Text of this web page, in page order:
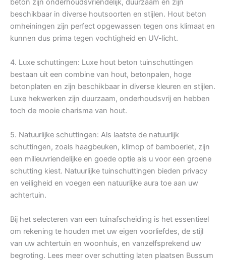
beton zijn onderhoudsvriendelijk, duurzaam en zijn
beschikbaar in diverse houtsoorten en stijlen. Hout beton
omheiningen zijn perfect opgewassen tegen ons klimaat en
kunnen dus prima tegen vochtigheid en UV-licht.
4. Luxe schuttingen: Luxe hout beton tuinschuttingen
bestaan uit een combine van hout, betonpalen, hoge
betonplaten en zijn beschikbaar in diverse kleuren en stijlen.
Luxe hekwerken zijn duurzaam, onderhoudsvrij en hebben
toch de mooie charisma van hout.
5. Natuurlijke schuttingen: Als laatste de natuurlijk
schuttingen, zoals haagbeuken, klimop of bamboeriet, zijn
een milieuvriendelijke en goede optie als u voor een groene
schutting kiest. Natuurlijke tuinschuttingen bieden privacy
en veiligheid en voegen een natuurlijke aura toe aan uw
achtertuin.
Bij het selecteren van een tuinafscheiding is het essentieel
om rekening te houden met uw eigen voorliefdes, de stijl
van uw achtertuin en woonhuis, en vanzelfsprekend uw
begroting. Lees meer over schutting laten plaatsen Bussum